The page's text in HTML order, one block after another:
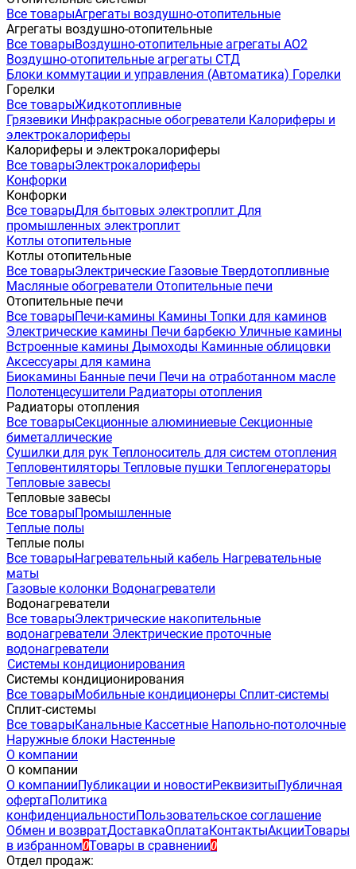
Все товарыАгрегаты воздушно-отопительные
Агрегаты воздушно-отопительные
Все товарыВоздушно-отопительные агрегаты АО2
Воздушно-отопительные агрегаты СТД
Блоки коммутации и управления (Автоматика) Горелки
Горелки
Все товарыЖидкотопливные
Грязевики Инфракрасные обогреватели Калориферы и
электрокалориферы
Калориферы и электрокалориферы
Все товарыЭлектрокалориферы
Конфорки
Конфорки
Все товарыДля бытовых электроплит Для
промышленных электроплит
Котлы отопительные
Котлы отопительные
Все товарыЭлектрические Газовые Твердотопливные
Масляные обогреватели Отопительные печи
Отопительные печи
Все товарыПечи-камины Камины Топки для каминов
Электрические камины Печи барбекю Уличные камины
Встроенные камины Дымоходы Каминные облицовки
Аксессуары для камина
Биокамины Банные печи Печи на отработанном масле
Полотенцесушители Радиаторы отопления
Радиаторы отопления
Все товарыСекционные алюминиевые Секционные
биметаллические
Сушилки для рук Теплоноситель для систем отопления
Тепловентиляторы Тепловые пушки Теплогенераторы
Тепловые завесы
Тепловые завесы
Все товарыПромышленные
Теплые полы
Теплые полы
Все товарыНагревательный кабель Нагревательные
маты
Газовые колонки Водонагреватели
Водонагреватели
Все товарыЭлектрические накопительные
водонагреватели Электрические проточные
водонагреватели
Системы кондиционирования
Системы кондиционирования
Все товарыМобильные кондиционеры Сплит-системы
Сплит-системы
Все товарыКанальные Кассетные Напольно-потолочные
Наружные блоки Настенные
О компании
О компании
О компанииПубликации и новостиРеквизитыПубличная
офертаПолитика
конфиденциальностиПользовательское соглашение
Обмен и возвратДоставкаОплатаКонтактыАкцииТовары
в избранном0Товары в сравнении0
Отдел продаж: